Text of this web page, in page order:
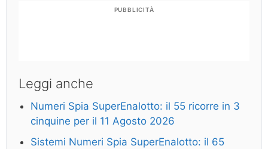
PUBBLICITÀ
Leggi anche
Numeri Spia SuperEnalotto: il 55 ricorre in 3
cinquine per il 11 Agosto 2026
Sistemi Numeri Spia SuperEnalotto: il 65